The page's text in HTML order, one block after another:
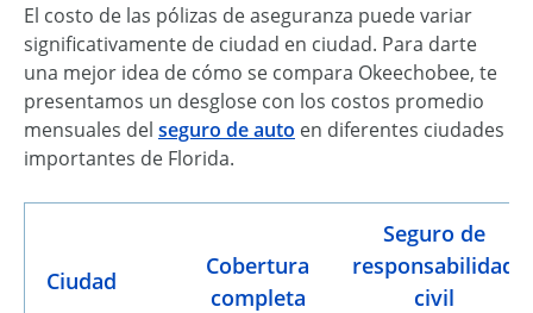
El costo de las pólizas de aseguranza puede variar
significativamente de ciudad en ciudad. Para darte
una mejor idea de cómo se compara Okeechobee, te
presentamos un desglose con los costos promedio
mensuales del seguro de auto en diferentes ciudades
importantes de Florida.
Ciudad
Cobertura
completa
Seguro de
responsabilidad
civil